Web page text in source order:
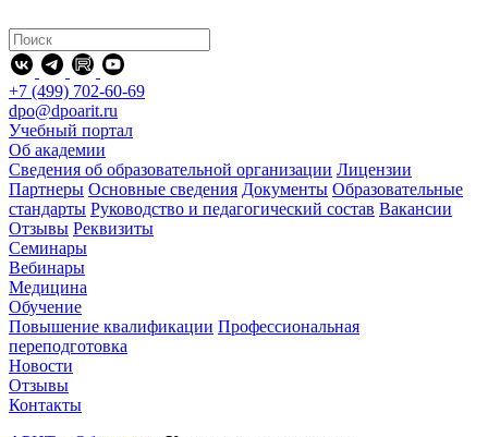
+7 (499) 702-60-69
dpo@dpoarit.ru
Учебный портал
Об академии
Сведения об образовательной организации Лицензии
Партнеры Основные сведения Документы Образовательные
стандарты Руководство и педагогический состав Вакансии
Отзывы Реквизиты
Семинары
Вебинары
Медицина
Обучение
Повышение квалификации Профессиональная
переподготовка
Новости
Отзывы
Контакты